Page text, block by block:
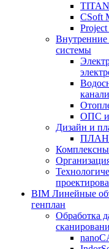
TITAN
CSoft
системы
ОПС
Дизайн и
BIM Линейные
генплан
Обработка